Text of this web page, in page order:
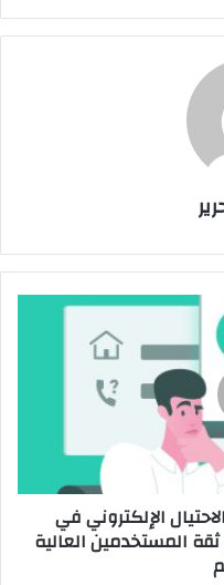
الإلكتروني في
المستخدمين العالية